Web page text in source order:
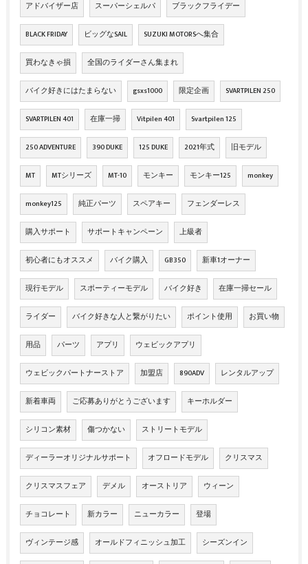
アドバイザー店 スーパーシェルパ ブラックフライデー
BLACK FRIDAY ビッグなSAIL SUZUKI MOTORSへ集合
買わなきゃ損 全国のライダーさん集まれ
バイク好きにはたまらない gsxs1000 限定企画 SVARTPILEN 250
SVARTPILEN 401 在庫一掃 Vitpilen 401 Svartpilen 125
250 ADVENTURE 390 DUKE 125 DUKE 2021年式 旧モデル
MT MTシリーズ MT-10 モンキー モンキー125 monkey
monkey125 純正パーツ スペアキー フェンダーレス
購入サポート サポートキャンペーン 上級者
初心者にもオススメ バイク購入 GB350 新車1オーナー
現行モデル スポーティーモデル バイク好き 在庫一掃セール
ライダー バイク好きな人と繋がりたい ポイント使用 お買い物
用品 パーツ アプリ ウェビックアプリ
ウェビックパートナーストア 加盟店 890ADV レンタルアップ
新着車両 ご応募ありがとうございます キーホルダー
シリコン素材 傷つかない ストリートモデル
ディーラーオリジナルサポート オフロードモデル クリスマス
クリスマスフェア デメル オーストリア ウィーン
チョコレート 新カラー ニューカラー 登場
ヴィンテージ感 オールドフィニッシュ加工 シーズンイン